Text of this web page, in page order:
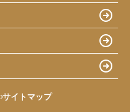
サイトマップ